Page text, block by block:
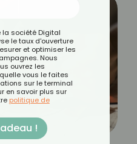
la société Digital
le taux d'ouverture
et optimiser les
Nous
ouvrez les
vous le faites
sur le terminal
en savoir plus sur
politique de
!